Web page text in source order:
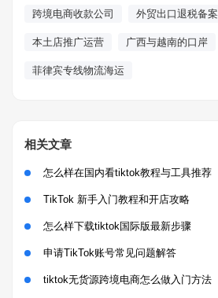
跨境电商收款公司 外贸出口退税备案
本土店推广运营 广西与越南的口岸
菲律宾专线物流海运
相关文章
怎么样在国内看tiktok教程与工具推荐
TikTok 新手入门教程和开店攻略
怎么样下载tiktok国际版最新步骤
申请TikTok账号常见问题解答
tiktok无货源跨境电商怎么做入门方法